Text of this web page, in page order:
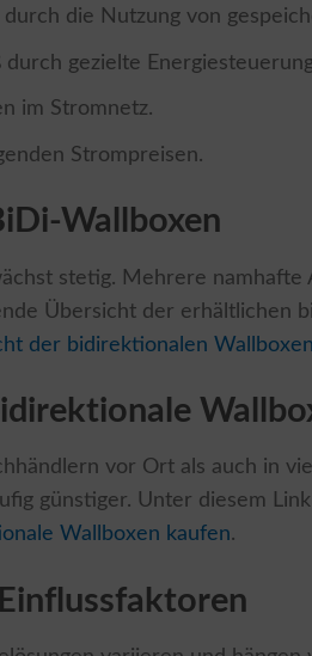
die Nutzung von
gezielte
im Stromnetz.
Strompreisen.
Wallboxen
stetig. Mehrere namhafte
Übersicht der erhältlichen
der bidirektionalen Wallboxen
vor Ort als auch in
günstiger. Unter diesem
Wallboxen kaufen.